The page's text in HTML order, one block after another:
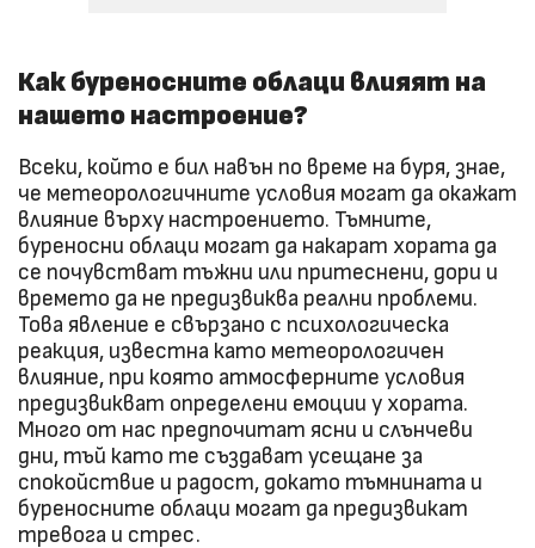
Как буреносните облаци влияят на
нашето настроение?
Всеки, който е бил навън по време на буря, знае,
че метеорологичните условия могат да окажат
влияние върху настроението. Тъмните,
буреносни облаци могат да накарат хората да
се почувстват тъжни или притеснени, дори и
времето да не предизвиква реални проблеми.
Това явление е свързано с психологическа
реакция, известна като метеорологичен
влияние, при която атмосферните условия
предизвикват определени емоции у хората.
Много от нас предпочитат ясни и слънчеви
дни, тъй като те създават усещане за
спокойствие и радост, докато тъмнината и
буреносните облаци могат да предизвикат
тревога и стрес.